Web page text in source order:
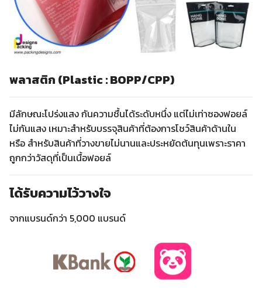
พลาสติก (Plastic : BOPP/CPP)
มีลักษณะโปร่งแสง กันความชื้นได้ระดับหนึ่ง แต่ไม่เท่าซองฟอยล์
ไม่กันแสง เหมาะสำหรับบรรจุสินค้าที่ต้องการโชว์สินค้าด้านใน
หรือ สำหรับสินค้าที่วางขายไม่นานและประหยัดต้นทุนเพราะราคา
ถูกกว่าวัสดุที่เป็นเนื้อฟอยล์
ได้รับความไว้วางใจ
จากแบรนด์กว่า 5,000 แบรนด์